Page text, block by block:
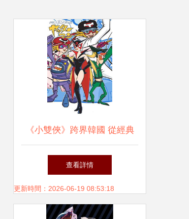
《小雙俠》跨界韓國 從經典
動漫到網絡游戲的華麗轉身
查看詳情
更新時間：2026-06-19 08:53:18